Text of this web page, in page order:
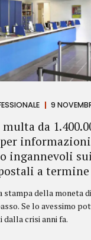
9
da
informazioni
ingannevoli
a termine
stampa della moneta
Se lo avessimo
dalla crisi anni fa.